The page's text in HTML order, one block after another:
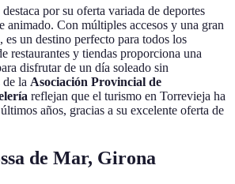
por su oferta variada de deportes
animado. Con múltiples accesos y una gran
es un destino perfecto para todos los
restaurantes y tiendas proporciona una
disfrutar de un día soleado sin
la Asociación Provincial de
reflejan que el turismo en Torrevieja ha
años, gracias a su excelente oferta de
de Mar, Girona